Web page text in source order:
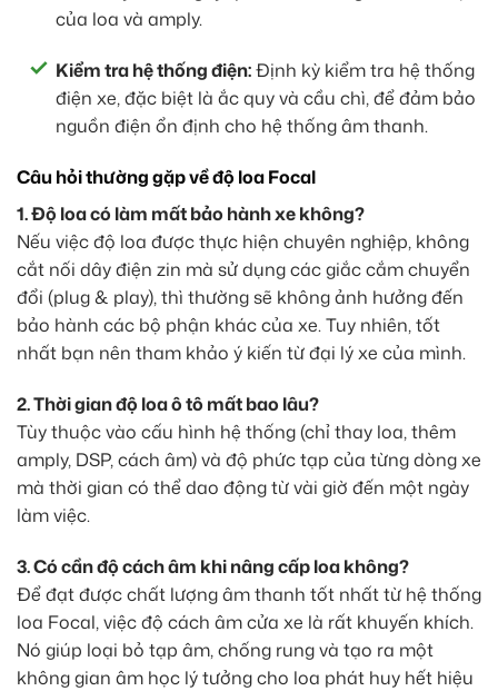
của loa và amply.
Kiểm tra hệ thống điện:Định kỳ kiểm tra hệ thống
điện xe, đặc biệt là ắc quy và cầu chì, để đảm bảo
nguồn điện ổn định cho hệ thống âm thanh.
Câu hỏi thường gặp về độ loa Focal
1. Độ loa có làm mất bảo hành xe không?
Nếu việc độ loa được thực hiện chuyên nghiệp, không
cắt nối dây điện zin mà sử dụng các giắc cắm chuyển
đổi (plug & play), thì thường sẽ không ảnh hưởng đến
bảo hành các bộ phận khác của xe. Tuy nhiên, tốt
nhất bạn nên tham khảo ý kiến từ đại lý xe của mình.
2. Thời gian độ loa ô tô mất bao lâu?
Tùy thuộc vào cấu hình hệ thống (chỉ thay loa, thêm
amply, DSP, cách âm) và độ phức tạp của từng dòng xe
mà thời gian có thể dao động từ vài giờ đến một ngày
làm việc.
3. Có cần độ cách âm khi nâng cấp loa không?
Để đạt được chất lượng âm thanh tốt nhất từ hệ thống
loa Focal, việc độ cách âm cửa xe là rất khuyến khích.
Nó giúp loại bỏ tạp âm, chống rung và tạo ra một
không gian âm học lý tưởng cho loa phát huy hết hiệu